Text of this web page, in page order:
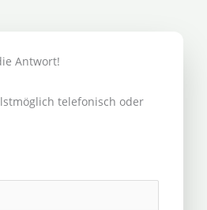
Antwort!
telefonisch oder